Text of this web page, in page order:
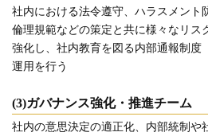
社内における法令遵守、ハラスメント
倫理規範などの策定と共に様々なリス
強化し、社内教育を図る内部通報制度
運用を行う
(3)ガバナンス強化・推進チーム
社内の意思決定の適正化、内部統制や